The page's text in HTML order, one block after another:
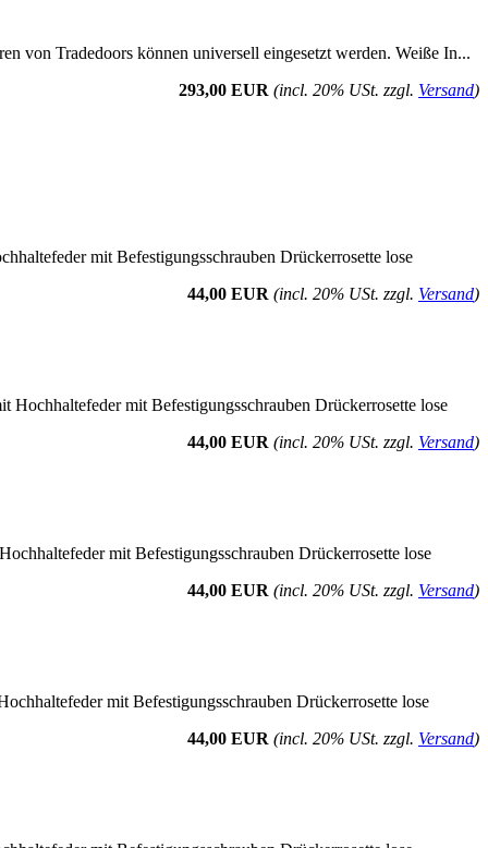
von Tradedoors können universell eingesetzt werden. Weiße In...
293,00 EUR (incl. 20% USt. zzgl. Versand)
mit Befestigungsschrauben Drückerrosette lose
44,00 EUR (incl. 20% USt. zzgl. Versand)
mit Befestigungsschrauben Drückerrosette lose
44,00 EUR (incl. 20% USt. zzgl. Versand)
mit Befestigungsschrauben Drückerrosette lose
44,00 EUR (incl. 20% USt. zzgl. Versand)
mit Befestigungsschrauben Drückerrosette lose
44,00 EUR (incl. 20% USt. zzgl. Versand)